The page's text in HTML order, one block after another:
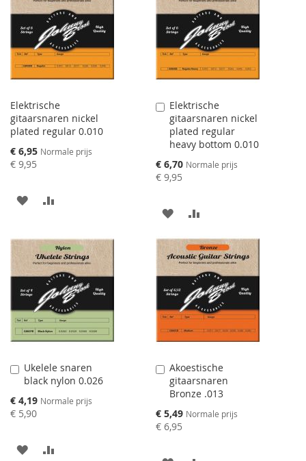
TE
VERGELIJKEN
TE
VERGELIJKEN
Elektrische
gitaarsnaren nickel
plated regular 0.010
Speciale
prijs
€ 6,95 Normale prijs
€ 9,95
AAN
TOEVOEGEN
OM
TE
VERGELIJKEN
Elektrische
gitaarsnaren nickel
plated regular
heavy bottom 0.010
Speciale
prijs
€ 6,70 Normale prijs
€ 9,95
Aan
winkelwagen
toevoegen
AAN
VERLANGLIJST
TOEVOEGEN
TOE
OM
TE
VERGELIJKEN
Ukelele snaren
black nylon 0.026
Speciale
prijs
€ 4,19 Normale prijs
€ 5,90
Aan
winkelwagen
toevoegen
AAN
Akoestische
gitaarsnaren
Bronze .013
Speciale
prijs
€ 5,49 Normale prijs
€ 6,95
Aan
winkelwagen
toevoegen